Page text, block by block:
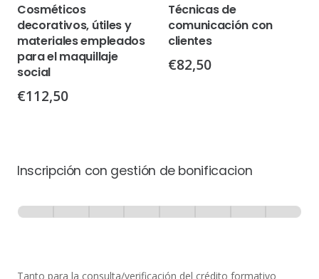
Cosméticos
decorativos, útiles y
materiales empleados
para el maquillaje
social
€112,50
Técnicas de
comunicación con
clientes
€82,50
Inscripción con gestión de bonificacion
-
de
Tanto para la consulta/verificación del crédito formativo